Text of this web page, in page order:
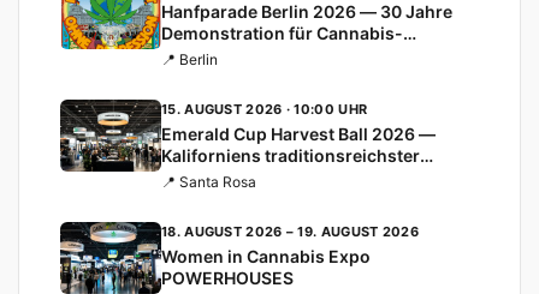
Hanfparade Berlin 2026 — 30 Jahre
Demonstration für Cannabis-
Legalisierung
📍 Berlin
15. AUGUST 2026 · 10:00 UHR
Emerald Cup Harvest Ball 2026 —
Kaliforniens traditionsreichster
Cannabis-Cup
📍 Santa Rosa
18. AUGUST 2026 – 19. AUGUST 2026
Women in Cannabis Expo
POWERHOUSES